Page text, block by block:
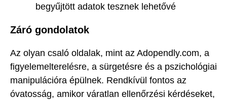
begyűjtött adatok tesznek lehetővé
Záró gondolatok
Az olyan csaló oldalak, mint az Adopendly.com, a
figyelemelterelésre, a sürgetésre és a pszichológiai
manipulációra épülnek. Rendkívül fontos az
óvatosság, amikor váratlan ellenőrzési kérdéseket,